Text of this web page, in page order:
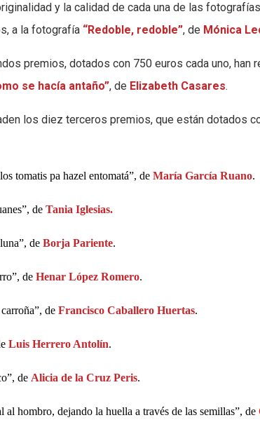
y la calidad de cada una de las
a la fotografía “Redoble, redoble”, de Mónica
premios, dotados con 750 euros cada uno, han
se hacía antaño”, de Elizabeth Casares.
los diez terceros premios, que están dotados
tomatis pa hazel entomatá”, de María García Ruano.
de Tania Iglesias.
de Borja Pariente.
de Henar López Romero.
de Francisco Caballero Huertas.
Luis Herrero Antolín.
de Alicia de la Cruz Peris.
al hombro, dejando la huella a través de las semillas”, de